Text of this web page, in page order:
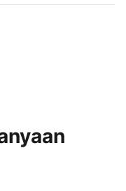
seperti Anda